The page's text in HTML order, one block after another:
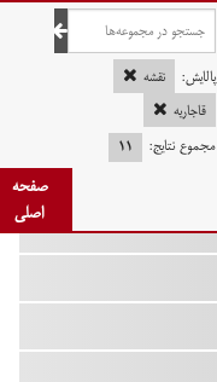
صفحه اصلی
پالایش:
نقشه
قاجاریه
مجموع نتایج:
۱۱
صفحه
اصلی